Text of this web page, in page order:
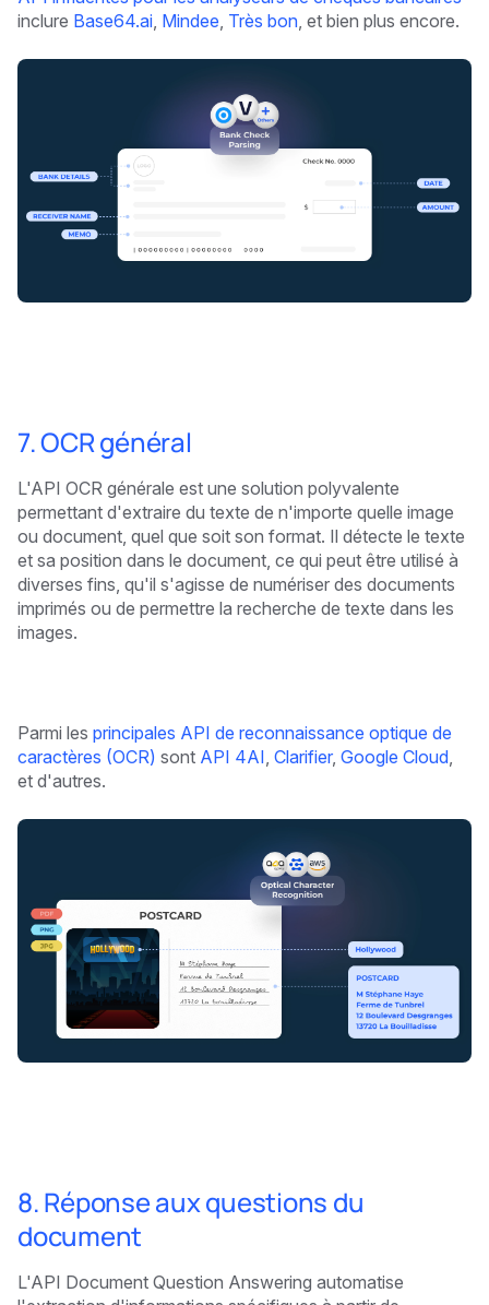
inclure Base64.ai, Mindee, Très bon, et bien plus encore.
7. OCR général
L'API OCR générale est une solution polyvalente
permettant d'extraire du texte de n'importe quelle image
ou document, quel que soit son format. Il détecte le texte
et sa position dans le document, ce qui peut être utilisé à
diverses fins, qu'il s'agisse de numériser des documents
imprimés ou de permettre la recherche de texte dans les
images.
Parmi les principales API de reconnaissance optique de
caractères (OCR) sont API 4AI Clarifier, Google Cloud
et d'autres.
8. Réponse aux questions du
document
L'API Document Question Answering automatise